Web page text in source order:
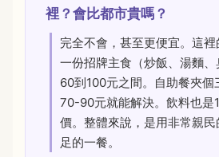
裡？會比都市貴嗎？
完全不會，甚至更便宜。這裡
一份招牌主食（炒飯、湯麵
60到100元之間。自助餐夾個
70-90元就能解決。飲料也是
價。整體來說，是用非常親
足的一餐。